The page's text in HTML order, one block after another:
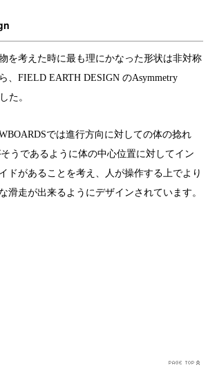
を考えた時に最も理にかなった形状は非対称
、FIELD EARTH DESIGN のAsymmetry
た。
では進行方向に対しての体の捻れ
うであるように体の中心位置に対してイン
ドがあることを考え、人が操作する上でより
滑走が出来るようにデザインされています。